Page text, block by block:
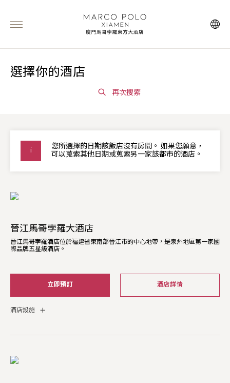
選擇你的酒店
再次搜索
您所選擇的日期該飯店沒有房間。 如果您願意，
可以蒐索其他日期或蒐索另一家該都市的酒店。
晉江馬哥孛羅大酒店
晉江馬哥孛羅酒店位於福建省東南部晉江市的中心地帶，是泉州地區第一家國
際品牌五星級酒店。
立即預訂 酒店詳情
酒店設施